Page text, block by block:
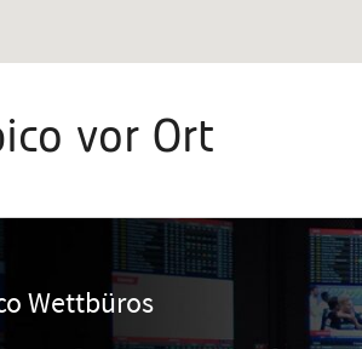
vor Ort
Wettbüros